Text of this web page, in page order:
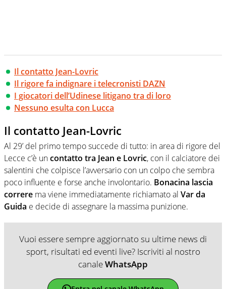
Il contatto Jean-Lovric
Il rigore fa indignare i telecronisti DAZN
I giocatori dell’Udinese litigano tra di loro
Nessuno esulta con Lucca
Il contatto Jean-Lovric
Al 29’ del primo tempo succede di tutto: in area di rigore del
Lecce c’è uncontatto tra Jean e Lovric, con il calciatore dei
salentini che colpisce l’avversario con un colpo che sembra
poco influente e forse anche involontario. Bonacina lascia
correre ma viene immediatamente richiamato al Var da
Guida e decide di assegnare la massima punizione.
Vuoi essere sempre aggiornato su ultime news di
sport, risultati ed eventi live? Iscriviti al nostro
canaleWhatsApp